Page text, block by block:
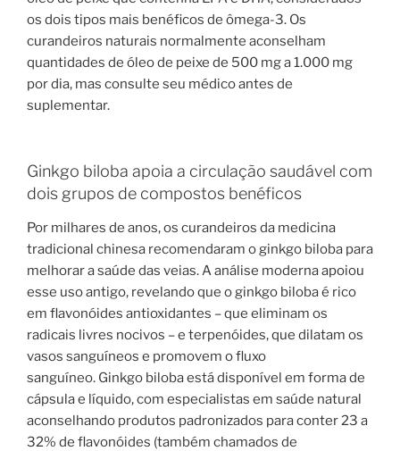
os dois tipos mais benéficos de ômega-3. Os
curandeiros naturais normalmente aconselham
quantidades de óleo de peixe de 500 mg a 1.000 mg
por dia, mas consulte seu médico antes de
suplementar.
Ginkgo biloba apoia a circulação saudável com
dois grupos de compostos benéficos
Por milhares de anos, os curandeiros da medicina
tradicional chinesa recomendaram o ginkgo biloba para
melhorar a saúde das veias. A análise moderna apoiou
esse uso antigo, revelando que o ginkgo biloba é rico
em flavonóides antioxidantes – que eliminam os
radicais livres nocivos – e terpenóides, que dilatam os
vasos sanguíneos e promovem o fluxo
sanguíneo. Ginkgo biloba está disponível em forma de
cápsula e líquido, com especialistas em saúde natural
aconselhando produtos padronizados para conter 23 a
32% de flavonóides (também chamados de